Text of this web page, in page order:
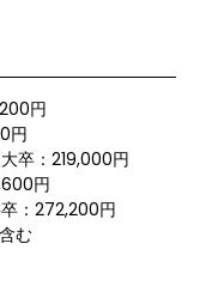
円
円
卒：219,000円
円
：272,200円
む